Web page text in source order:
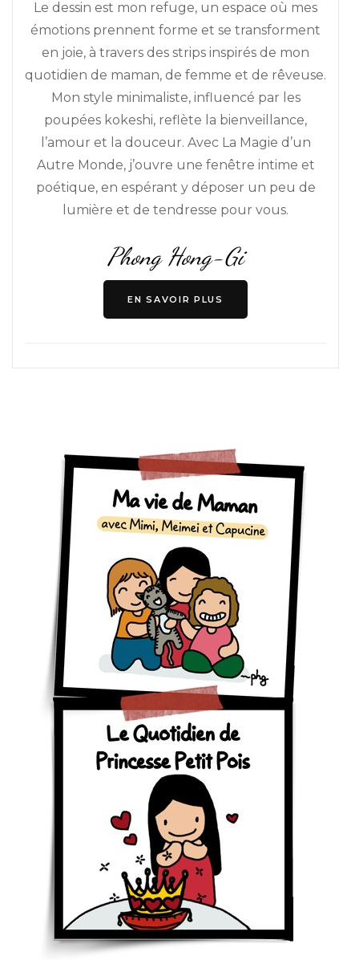
Le dessin est mon refuge, un espace où mes
émotions prennent forme et se transforment
en joie, à travers des strips inspirés de mon
quotidien de maman, de femme et de rêveuse.
Mon style minimaliste, influencé par les
poupées kokeshi, reflète la bienveillance,
l’amour et la douceur. Avec La Magie d’un
Autre Monde, j’ouvre une fenêtre intime et
poétique, en espérant y déposer un peu de
lumière et de tendresse pour vous.
Phong Hong-Gi
EN SAVOIR PLUS